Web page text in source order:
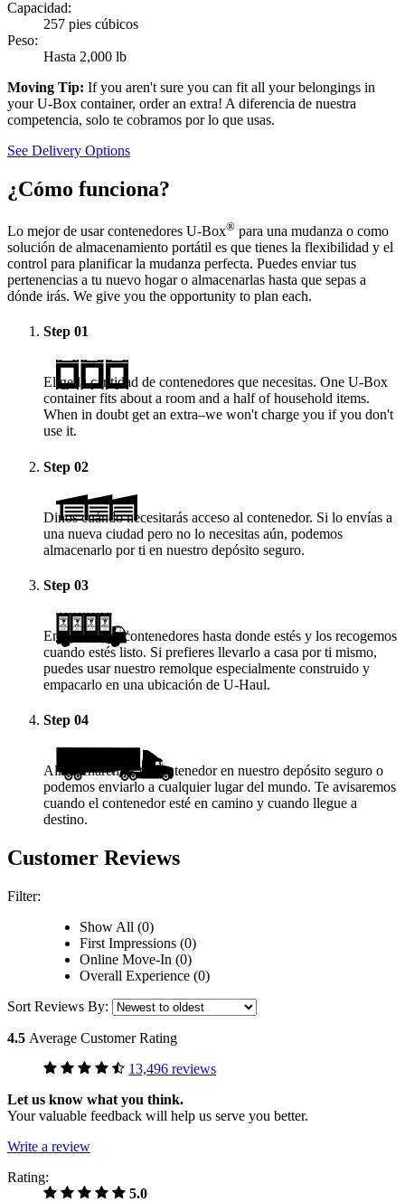
Capacidad:
257 pies cúbicos
Peso:
Hasta 2,000 lb
Moving Tip: If you aren't sure you can fit all your belongings in
yourU-Box container, order an extra! A diferencia de nuestra
competencia, solo te cobramos por lo que usas.
See Delivery Options
¿Cómo funciona?
Lo mejor de usar contenedores U-Box® para una mudanza o como
solución de almacenamiento portátil es que tienes la flexibilidad y el
control para planificar la mudanza perfecta. Puedes enviar tus
pertenencias a tu nuevo hogar o almacenarlas hasta que sepas a
dónde irás. We give you the opportunity to plan each.
Step 01
Elige la cantidad de contenedores que necesitas. One U-Box
container fits about a room and a half of household items.
When in doubt get an extra–we won't charge you if you don't
use it.
Step 02
Dinos cuándo necesitarás acceso al contenedor. Si lo envías a
una nueva ciudad pero no lo necesitas aún, podemos
almacenarlo por ti en nuestro depósito seguro.
Step 03
Enviamos los contenedores hasta donde estés y los recogemos
cuando estés listo. Si prefieres llevarlo a casa por ti mismo,
puedes usar nuestro remolque especialmente construido y
empacarlo en una ubicación de U-Haul.
Step 04
Almacenaremos tu contenedor en nuestro depósito seguro o
podemos enviarlo a cualquier lugar del mundo. Te avisaremos
cuando el contenedor esté en camino y cuando llegue a
destino.
Customer Reviews
Filter:
Show All (0)
First Impressions (0)
Online Move-In (0)
Overall Experience (0)
Sort Reviews By:
4.5 Average Customer Rating
13,496 reviews
Let us know what you think.
Your valuable feedback will help us serve you better.
Write a review
Rating:
5.0